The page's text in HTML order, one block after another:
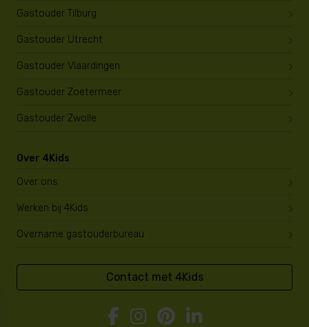
Gastouder Tilburg
Gastouder Utrecht
Gastouder Vlaardingen
Gastouder Zoetermeer
Gastouder Zwolle
Over 4Kids
Over ons
Werken bij 4Kids
Overname gastouderbureau
Contact met 4Kids